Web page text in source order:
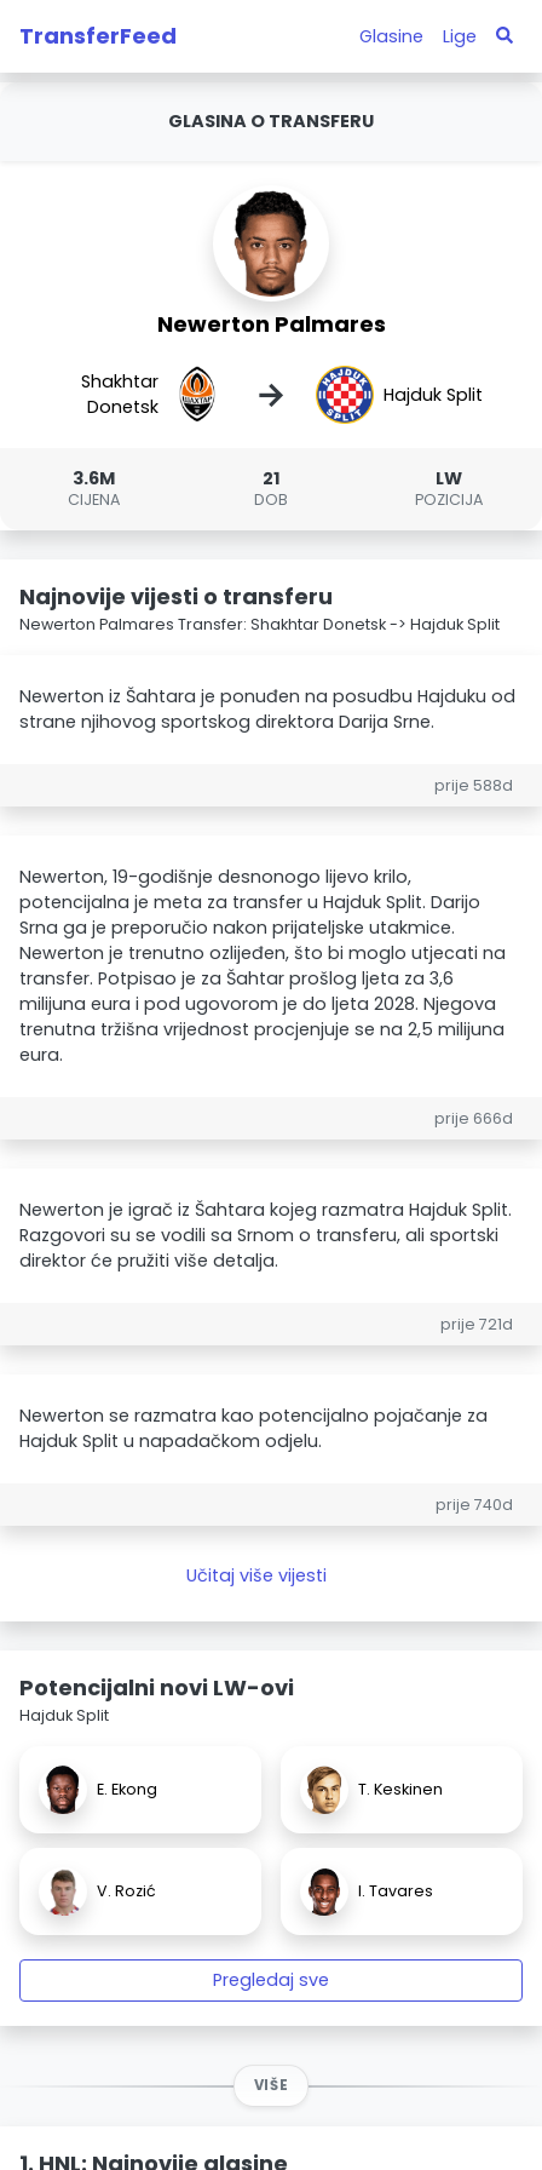
TransferFeed Glasine Lige
GLASINA O TRANSFERU
Newerton Palmares
Shakhtar
Donetsk
→ Hajduk Split
3.6M
CIJENA
21
DOB
LW
POZICIJA
Najnovije vijesti o transferu
Newerton Palmares Transfer: Shakhtar Donetsk -> Hajduk Split
Newerton iz Šahtara je ponuđen na posudbu Hajduku od
strane njihovog sportskog direktora Darija Srne.
prije 588d
Newerton, 19-godišnje desnonogo lijevo krilo,
potencijalna je meta za transfer u Hajduk Split. Darijo
Srna ga je preporučio nakon prijateljske utakmice.
Newerton je trenutno ozlijeđen, što bi moglo utjecati na
transfer. Potpisao je za Šahtar prošlog ljeta za 3,6
milijuna eura i pod ugovorom je do ljeta 2028. Njegova
trenutna tržišna vrijednost procjenjuje se na 2,5 milijuna
eura.
prije 666d
Newerton je igrač iz Šahtara kojeg razmatra Hajduk Split.
Razgovori su se vodili sa Srnom o transferu, ali sportski
direktor će pružiti više detalja.
prije 721d
Newerton se razmatra kao potencijalno pojačanje za
Hajduk Split u napadačkom odjelu.
prije 740d
Učitaj više vijesti
Potencijalni novi LW-ovi
Hajduk Split
E. Ekong T. Keskinen
V. Rozić I. Tavares
Pregledaj sve
VIŠE
1. HNL: Najnovije glasine